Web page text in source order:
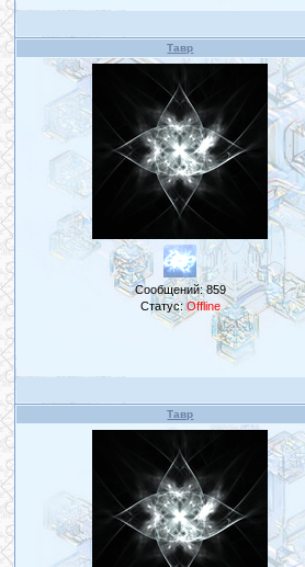
Тавр
Сообщений:859
Статус:Offline
Тавр